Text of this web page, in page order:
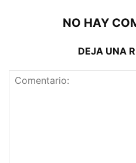
NO HAY
DEJA UNA